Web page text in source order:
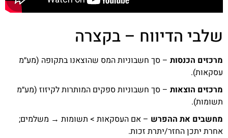
שלבי הדיווח – בקצרה
מרכזים הכנסות – סך חשבוניות המס שהוצאנו בתקופה (מע״מ
עסקאות).
מרכזים הוצאות – סך חשבוניות ספקים המותרות לקיזוז (מע״מ
תשומות).
מחשבים את ההפרש – אם העסקאות > תשומות → משלמים;
אחרת יתכן החזר/יתרת זכות.